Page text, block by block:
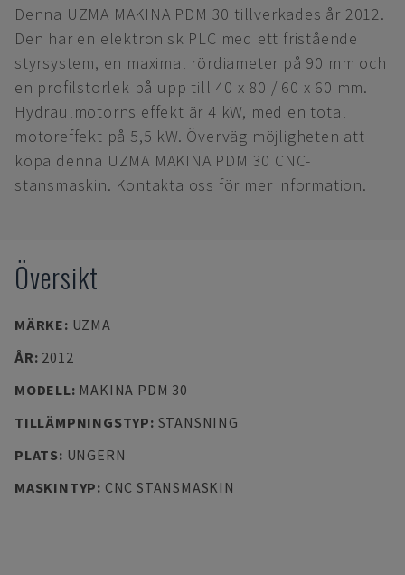
Denna UZMA MAKINA PDM 30 tillverkades år 2012.
Den har en elektronisk PLC med ett fristående
styrsystem, en maximal rördiameter på 90 mm och
en profilstorlek på upp till 40 x 80 / 60 x 60 mm.
Hydraulmotorns effekt är 4 kW, med en total
motoreffekt på 5,5 kW. Överväg möjligheten att
köpa denna UZMA MAKINA PDM 30 CNC-
stansmaskin. Kontakta oss för mer information.
Översikt
MÄRKE: UZMA
ÅR: 2012
MODELL: MAKINA PDM 30
TILLÄMPNINGSTYP: STANSNING
PLATS: UNGERN
MASKINTYP: CNC STANSMASKIN